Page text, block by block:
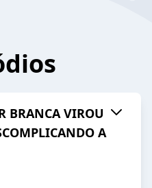
BRANCA VIROU
A